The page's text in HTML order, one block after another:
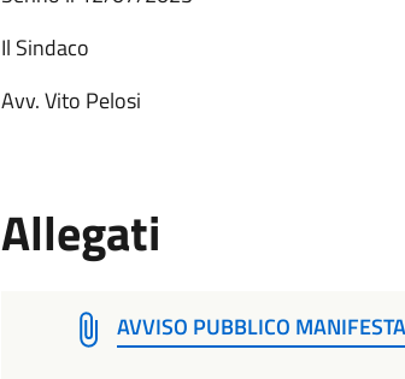
Il Sindaco
Avv. Vito Pelosi
Allegati
AVVISO PUBBLICO